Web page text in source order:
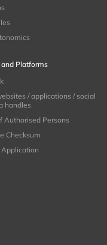
and Platforms
/ applications / social
handles
Authorised Persons
Checksum
Application